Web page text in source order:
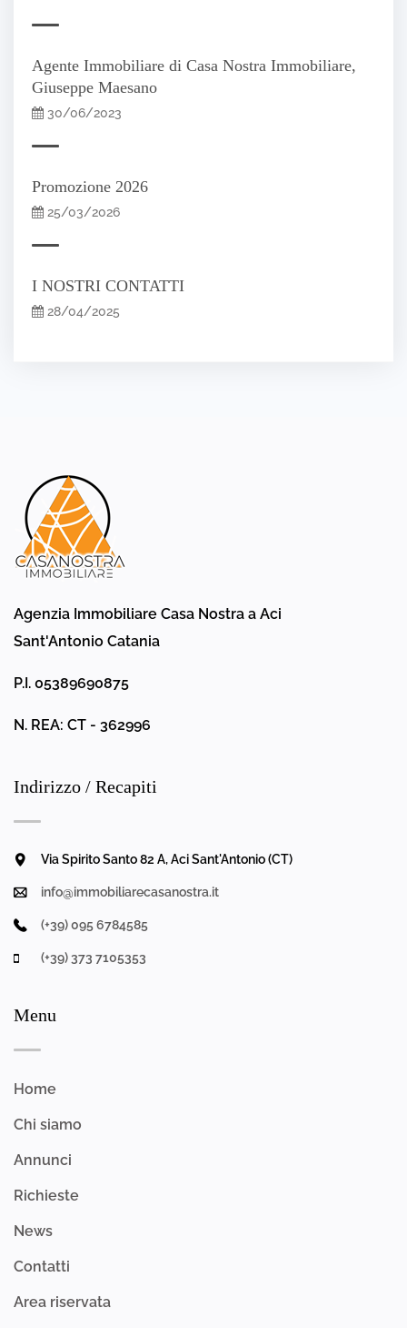
Agente Immobiliare di Casa Nostra Immobiliare,
Giuseppe Maesano
30/06/2023
Promozione 2026
25/03/2026
I NOSTRI CONTATTI
28/04/2025
Agenzia Immobiliare Casa Nostra a Aci
Sant'Antonio Catania
P.I. 05389690875
N. REA: CT - 362996
Indirizzo / Recapiti
Via Spirito Santo 82 A, Aci Sant'Antonio (CT)
info@immobiliarecasanostra.it
(+39) 095 6784585
(+39) 373 7105353
Menu
Home
Chi siamo
Annunci
Richieste
News
Contatti
Area riservata